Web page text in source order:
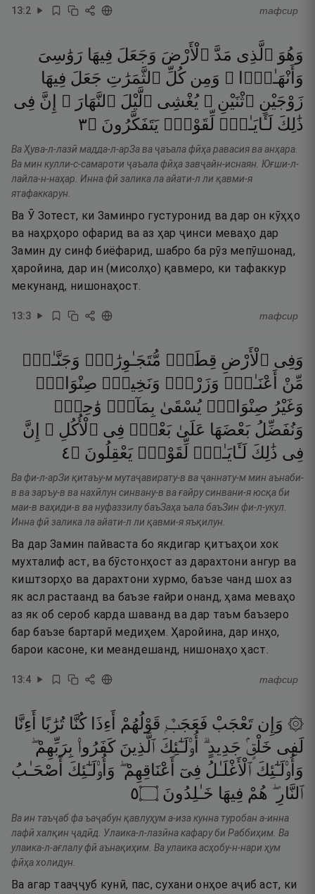
13:2 тафсир
وَهُوَ ٱلَّذِى مَدَّ ٱلْأَرْضَ وَجَعَلَ فِيهَا رَوَٰسِىَ
وَأَنْهَـٰرًۭا ۖ وَمِن كُلِّ ٱلثَّمَرَٰتِ جَعَلَ فِيهَا
زَوْجَيْنِ ٱثْنَيْنِ ۖ يُغْشِى ٱلَّيْلَ ٱلنَّهَارَ ۚ إِنَّ فِى
ذَٰلِكَ لَـَٔايَـٰتٍۢ لِّقَوْمٍۢ يَتَفَكَّرُونَ ۝٣
Ва Ҳува-л-лазӣ мадда-л-арЗа ва ҷаъала фӣҳа равасия ва анҳара.
Ва мин кулли-с-самароти ҷаъала фӣҳа завҷайн-иснаян. Юғши-л-
лайла-н-наҳар. Инна фӣ залика ла айати-л ли қавми-я
ятафаккарун.
Ва Ӯ Зотест, ки Заминро густуронид ва дар он кӯҳҳо
ва наҳрҳоро офарид ва аз ҳар ҷинси меваҳо дар
Замин ду синф биёфарид, шабро ба рӯз мепӯшонад,
ҳаройина, дар ин (мисолҳо) қавмеро, ки тафаккур
мекунанд, нишонаҳост.
13:3 тафсир
وَفِى ٱلْأَرْضِ قِطَعٌۭ مُّتَجَـٰوِرَٰتٌۭ وَجَنَّـٰتٌۭ
مِّنْ
أَعْنَـٰبٍۢ وَزَرْعٌۭ وَنَخِيلٌۭ صِنْوَانٌۭ
وَغَيْرُ صِنْوَانٍۢ يُسْقَىٰ بِمَآءٍۢ وَٰحِدٍۢ
وَنُفَضِّلُ بَعْضَهَا عَلَىٰ بَعْضٍۢ فِى ٱلْأُكُلِ ۚ
إِنَّ
فِى ذَٰلِكَ لَـَٔايَـٰتٍۢ لِّقَوْمٍۢ يَعْقِلُونَ ۝٤
Ва фи-л-арЗи қитаъу-м мутаҷавирату-в ва ҷаннату-м мин аънаби-
в ва заръу-в ва нахӣлун синвану-в ва ғайру синвани-я юсқа би
маи-в ваҳиди-в ва нуфаззилу баъЗаҳа ъала баъЗин фи-л-укул.
Инна фӣ залика ла айати-л ли қавми-я яъқилун.
Ва дар Замин пайваста бо якдигар қитъаҳои хок
мухталиф аст, ва бӯстонҳост аз дарахтони ангур ва
киштзорҳо ва дарахтони хурмо, баъзе чанд шох аз
як асл растаанд ва баъзе ғайри онанд, ҳама меваҳо
аз як об сероб карда шаванд ва дар таъм баъзеро
бар баъзе бартарӣ медиҳем. Ҳаройина, дар инҳо,
барои касоне, ки меандешанд, нишонаҳо ҳаст.
13:4 тафсир
۞ وَإِن تَعْجَبْ فَعَجَبٌۭ قَوْلُهُمْ أَءِذَا كُنَّا تُرَٰبًا
أَءِنَّا
لَفِى خَلْقٍۢ جَدِيدٍ ۗ أُو۟لَـٰٓئِكَ ٱلَّذِينَ كَفَرُوا۟ بِرَبِّهِمْ ۖ
وَأُو۟لَـٰٓئِكَ ٱلْأَغْلَـٰلُ فِىٓ أَعْنَاقِهِمْ ۖ وَأُو۟لَـٰٓئِكَ أَصْحَـٰبُ
ٱلنَّارِ ۖ هُمْ فِيهَا خَـٰلِدُونَ ۝٥
Ва ин таъҷаб фа ъаҷабун қавлуҳум а-иза кунна туробан а-инна
лафӣ халқин ҷадӣд. Улаика-л-лазӣна кафару би Раббиҳим. Ва
улаика-л-ағлалу фӣ аънақиҳим. Ва улаика асҳобу-н-нари ҳум
фӣҳа холидун.
Ва агар тааҷҷуб кунӣ, пас, сухани онҳое аҷиб аст, ки